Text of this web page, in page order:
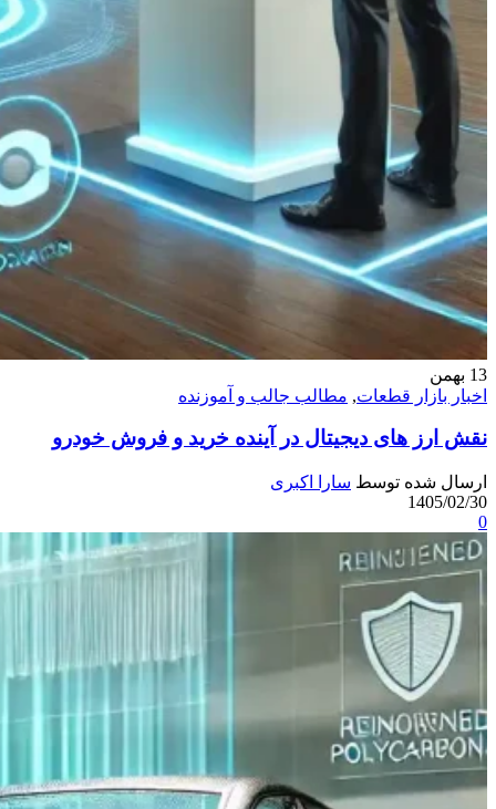
13 بهمن
اخبار بازار قطعات, مطالب جالب و آموزنده
نقش ارز های دیجیتال در آینده خرید و فروش خودرو
ارسال شده توسط سارا اکبری
1405/02/30
0